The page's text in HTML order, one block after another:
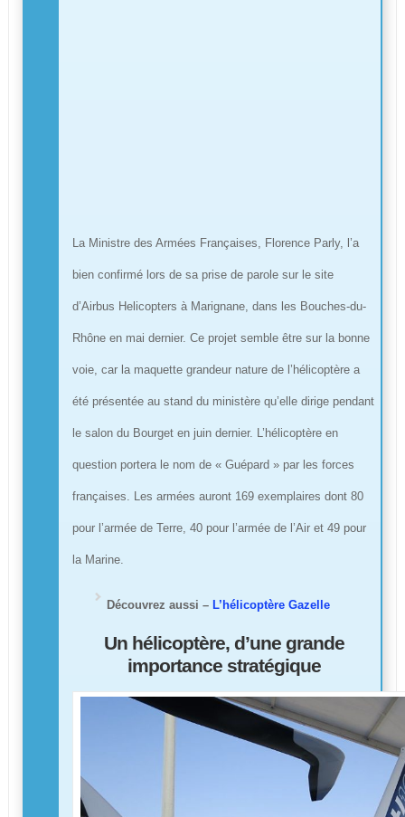
La Ministre des Armées Françaises, Florence Parly, l’a
bien confirmé lors de sa prise de parole sur le site
d’Airbus Helicopters à Marignane, dans les Bouches-du-
Rhône en mai dernier. Ce projet semble être sur la bonne
voie, car la maquette grandeur nature de l’hélicoptère a
été présentée au stand du ministère qu’elle dirige pendant
le salon du Bourget en juin dernier. L’hélicoptère en
question portera le nom de « Guépard » par les forces
françaises. Les armées auront 169 exemplaires dont 80
pour l’armée de Terre, 40 pour l’armée de l’Air et 49 pour
la Marine.
Découvrez aussi – L’hélicoptère Gazelle
Un hélicoptère, d’une grande
importance stratégique